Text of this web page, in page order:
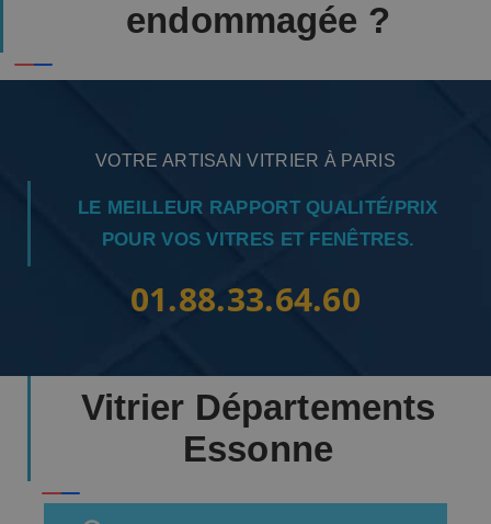
endommagée ?
VOTRE ARTISAN VITRIER À PARIS
LE MEILLEUR RAPPORT QUALITÉ/PRIX
POUR VOS VITRES ET FENÊTRES.
01.88.33.64.60
Vitrier Départements
Essonne